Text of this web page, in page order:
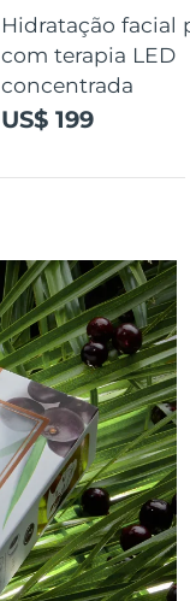
Hidratação facial
com terapia LED
concentrada
US$ 199